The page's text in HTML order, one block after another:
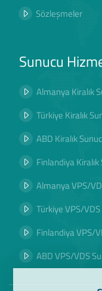
Sözleşmeler
Sunucu
Almanya Kiralık
Türkiye Kiralık
ABD Kiralık
Finlandiya
Almanya VPS/
Türkiye VPS/
Finlandiya VPS/
ABD VPS/VDS